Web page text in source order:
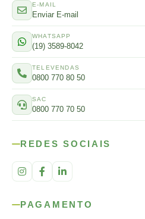
E-MAIL
Enviar E-mail
WHATSAPP
(19) 3589-8042
TELEVENDAS
0800 770 80 50
SAC
0800 770 70 50
REDES SOCIAIS
PAGAMENTO